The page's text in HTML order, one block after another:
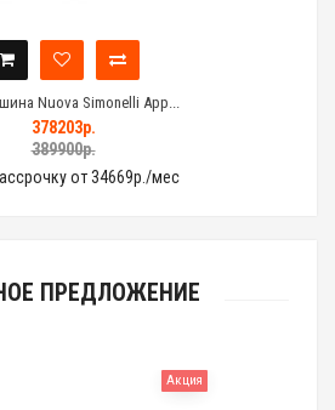
Nuova Simonelli App...
378203р.
389900р.
от 34669р./мес
ПРЕДЛОЖЕНИЕ
Акция